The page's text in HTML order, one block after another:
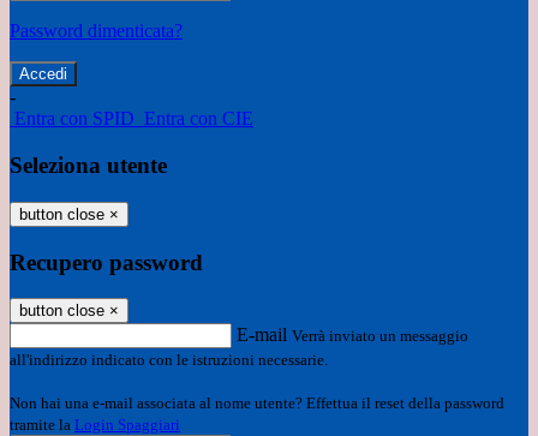
Password dimenticata?
-
Entra con SPID Entra con CIE
Seleziona utente
button close ×
Recupero password
button close ×
E-mail Verrà inviato un messaggio
all'indirizzo indicato con le istruzioni necessarie.
Non hai una e-mail associata al nome utente? Effettua il reset della password
tramite la Login Spaggiari